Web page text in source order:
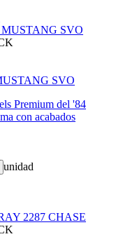
SVO
Premium del '84
con acabados
unidad